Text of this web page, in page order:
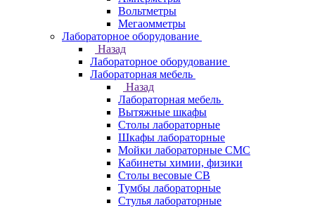
Вольтметры
Мегаомметры
Лабораторное оборудование
Назад
Лабораторное оборудование
Лабораторная мебель
Назад
Лабораторная мебель
Вытяжные шкафы
Столы лабораторные
Шкафы лабораторные
Мойки лабораторные СМС
Кабинеты химии, физики
Столы весовые СВ
Тумбы лабораторные
Стулья лабораторные